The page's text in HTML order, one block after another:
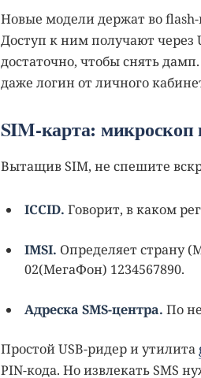
Новые модели держат во
Доступ к ним получают через
достаточно, чтобы снять
даже логин от личного
SIM-карта:
Вытащив SIM, не спешите
ICCID. Говорит, в каком
IMSI. Определяет страну
02(МегаФон) 1234567890.
Адреска SMS-центра. По
Простой USB-ридер и утилита
PIN-кода. Но извлекать SMS